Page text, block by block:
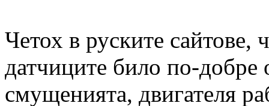
Четох в руските
датчиците било по-добре
смущенията, двигателя